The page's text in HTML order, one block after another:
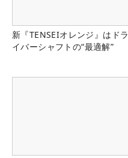
新『TENSEIオレンジ』はドラ
イバーシャフトの“最適解”